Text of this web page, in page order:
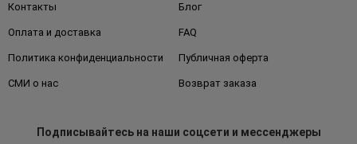
Контакты Блог
Оплата и доставка FAQ
Политика конфиденциальности Публичная оферта
СМИ о нас Возврат заказа
Подписывайтесьна наши соцсети и мессенджеры